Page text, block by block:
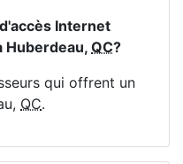
Internet
Huberdeau, QC?
qui offrent un
QC.